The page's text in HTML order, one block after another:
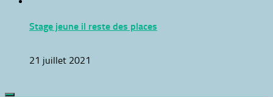
Stage jeune il reste des places
21 juillet 2021